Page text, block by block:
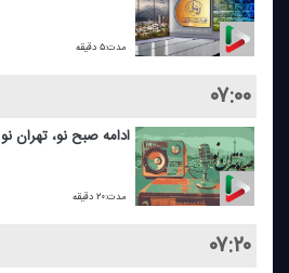
مدت:۵ دقیقه
۰۷:۰۰
ادامه صبح نو، تهران نو
مدت:۲۰ دقیقه
۰۷:۲۰